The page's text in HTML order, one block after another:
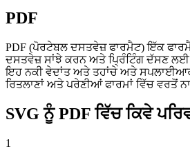
PDF
PDF (ਪੋਰਟੇਬਲ ਦਸਤਵੇਜ਼ ਫਾਰਮੈਟ) ਇੱਕ
ਦਸਤਵੇਜ਼ ਸਾਂਝੇ ਕਰਨ ਅਤੇ ਪ੍ਰਿੰਟਿੰਗ ਦੱਸਣ ਲਈ
ਇਹ ਨਕੀ ਵੇਦਾਂਤ ਅਤੇ ਤਹਾਂਚੇ ਅਤੇ
ਰਿਤਲਾਣਾਂ ਅਤੇ ਪਰੇਣੀਆਂ ਫਾਰਮਾਂ ਵਿੱਚ ਵਰਤੋਂ
SVG ਨੂੰ PDF ਵਿੱਚ ਕਿਵੇ
1